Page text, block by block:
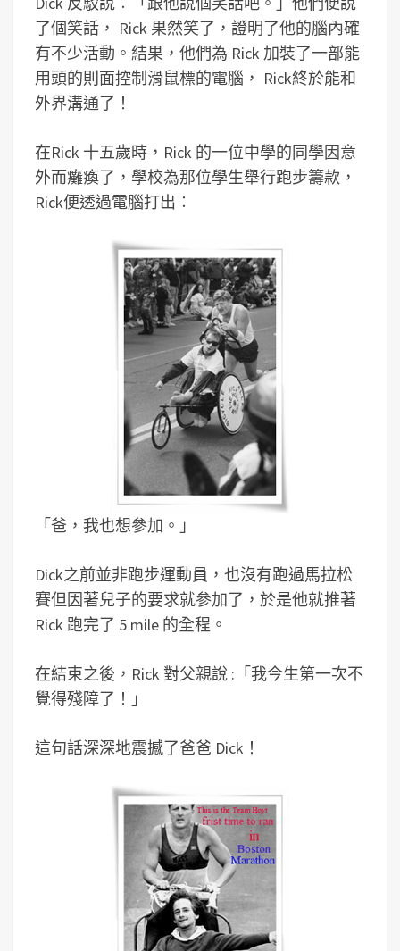
了個笑話， Rick 果然笑了，證明了他的腦內確
有不少活動。結果，他們為 Rick 加裝了一部能
用頭的則面控制滑鼠標的電腦， Rick終於能和
外界溝通了！
在Rick 十五歲時，Rick 的一位中學的同學因意
外而癱瘓了，學校為那位學生舉行跑步籌款，
Rick便透過電腦打出︰
「爸，我也想參加。」
Dick之前並非跑步運動員，也沒有跑過馬拉松
賽但因著兒子的要求就參加了，於是他就推著
Rick 跑完了 5 mile 的全程。
在結束之後，Rick 對父親說 :「我今生第一次不
覺得殘障了！」
這句話深深地震撼了爸爸 Dick！